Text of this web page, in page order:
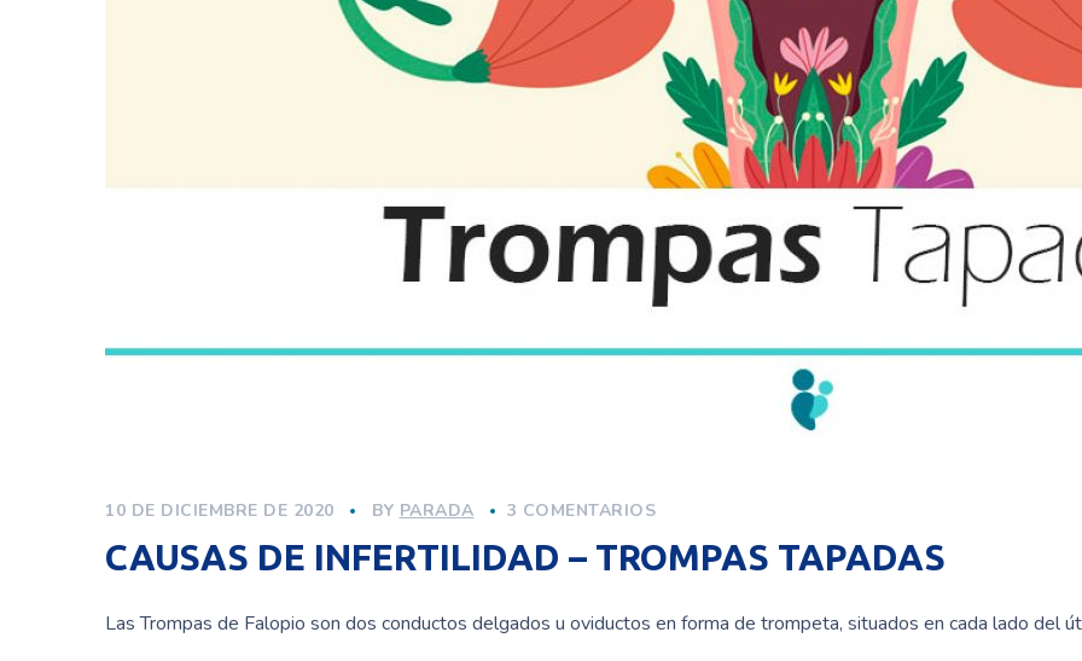
10 DE DICIEMBRE DE 2020 BY PARADA 3 COMENTARIOS
CAUSAS DE INFERTILIDAD – TROMPAS TAPADAS
Las Trompas de Falopio son dos conductos delgados u oviductos en forma de trompeta, situados en cada lado del